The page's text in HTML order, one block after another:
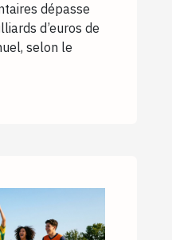
dépasse
d’euros de
selon le